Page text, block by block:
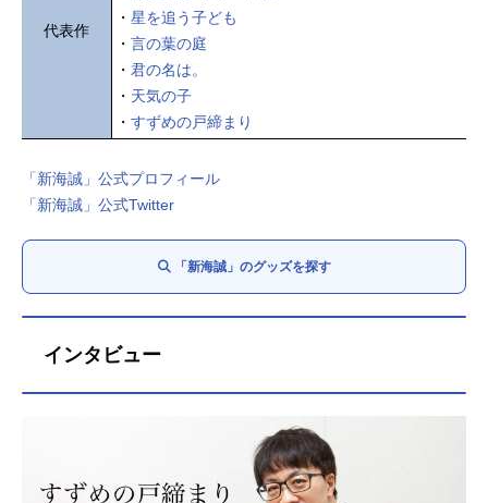
代表作
・ 星を追う子ども
・ 言の葉の庭
・ 君の名は。
・ 天気の子
・ すずめの戸締まり
「新海誠」公式プロフィール
「新海誠」公式Twitter
「新海誠」のグッズを探す
インタビュー